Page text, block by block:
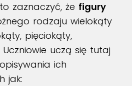
zaznaczyć, że figury
rodzaju wielokąty
pięciokąty,
uczą się tutaj
ich
jak: